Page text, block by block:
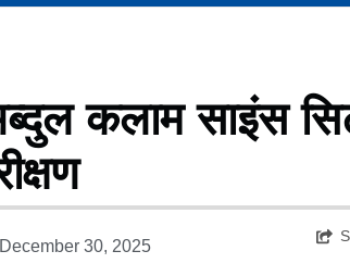
कलाम साइंस
December 30, 2025